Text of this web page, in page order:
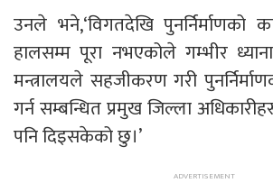
उनले भने,‘विगतदेखि
हालसम्म पूरा नभएकोले गम्भीर
मन्त्रालयले सहजीकरण गरी
गर्न सम्बन्धित प्रमुख जिल्ला
पनि दिइसकेको छु।’